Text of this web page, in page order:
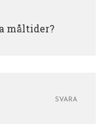
måltider?
SVARA